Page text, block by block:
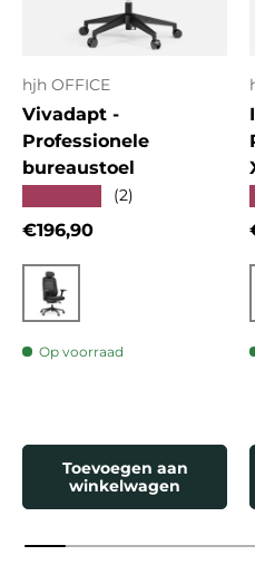
hjh OFFICE
Vivadapt -
Professionele
bureaustoel
(2)
Reguliere prijs
€196,90
Zwart
Op voorraad
Toevoegen aan
winkelwagen